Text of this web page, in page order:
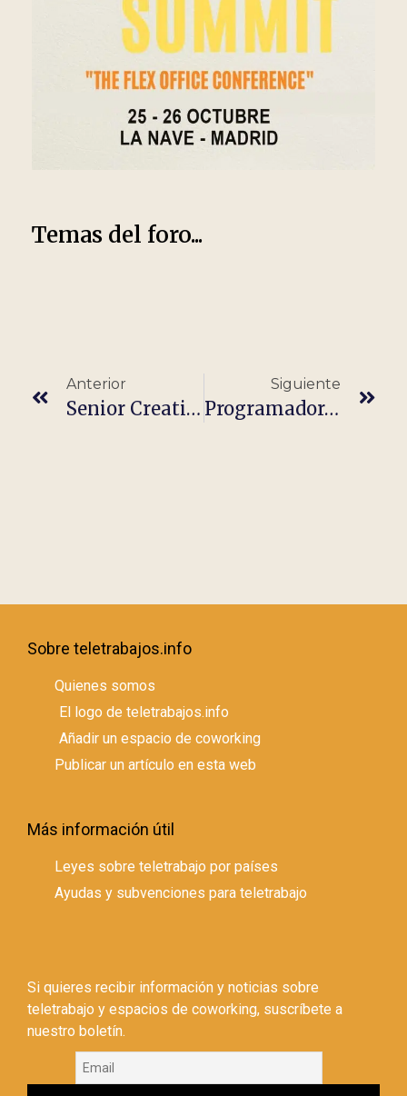
Temas del foro...
Anterior
Senior Creative Designer (m/f/d)
Siguiente
Programador/a RPG (Teletrabajo Y Estable)
Sobre teletrabajos.info
Quienes somos
El logo de teletrabajos.info
Añadir un espacio de coworking
Publicar un artículo en esta web
Más información útil
Leyes sobre teletrabajo por países
Ayudas y subvenciones para teletrabajo
Si quieres recibir información y noticias sobre
teletrabajo y espacios de coworking, suscríbete a
nuestro boletín.